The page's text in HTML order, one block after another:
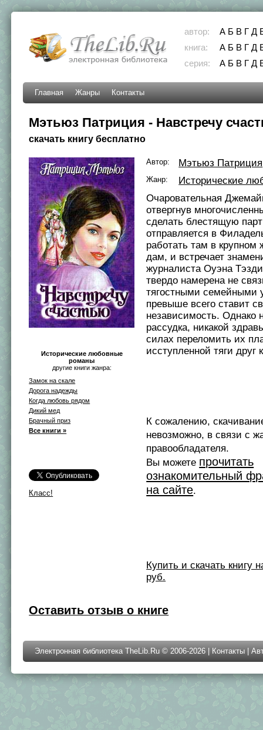
автор: А Б В Г Д
книга:
А Б В Г Д
серия:
А Б В Г Д
Главная Жанры Контакты
Мэтьюз Патриция - Навстречу
скачать книгу бесплатно
Исторические любовные
романы
другие книги жанра:
Замок на скале
Дорога надежды
Когда любовь рядом
Дикий мед
Брачный приз
Все книги »
Класс!
Автор: Мэтьюз Патриция
Жанр:
Исторические
Очаровательная
отвергнув
сделать блестящую
отправляется в
работать там в крупном
дам, и встречает
журналиста Оуэна
твердо намерена не
тягостными семейными
превыше всего ставит
независимость. Однако
рассудка, никакой
силах переломить их
исступленной тяги друг
К сожалению,
невозможно, в связи с
правообладателя.
Вы можете прочитать
ознакомительный
на сайте.
Купить и скачать книгу
руб.
Оставить отзыв о книге
Электронная библиотека TheLib.Ru © 2006-2026 | Контакты |